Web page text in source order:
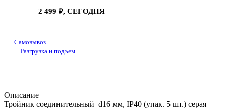
2 499 ₽, СЕГОДНЯ
Самовывоз
Разгрузка и подъем
Описание
Тройник соединительный d16 мм, IP40 (упак. 5 шт.) серая